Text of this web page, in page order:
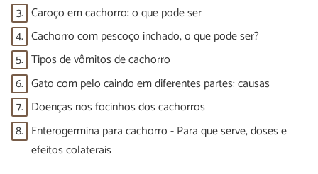
3. Caroço em cachorro: o que pode ser
4. Cachorro com pescoço inchado, o que pode ser?
5. Tipos de vômitos de cachorro
6. Gato com pelo caindo em diferentes partes: causas
7. Doenças nos focinhos dos cachorros
8. Enterogermina para cachorro - Para que serve, doses e
efeitos colaterais